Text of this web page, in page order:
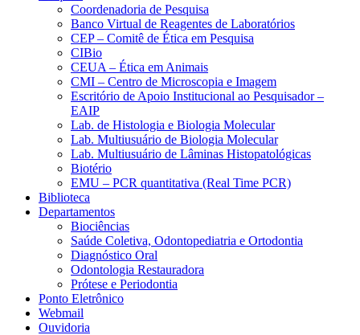
Coordenadoria de Pesquisa
Banco Virtual de Reagentes de Laboratórios
CEP – Comitê de Ética em Pesquisa
CIBio
CEUA – Ética em Animais
CMI – Centro de Microscopia e Imagem
Escritório de Apoio Institucional ao Pesquisador –
EAIP
Lab. de Histologia e Biologia Molecular
Lab. Multiusuário de Biologia Molecular
Lab. Multiusuário de Lâminas Histopatológicas
Biotério
EMU – PCR quantitativa (Real Time PCR)
Biblioteca
Departamentos
Biociências
Saúde Coletiva, Odontopediatria e Ortodontia
Diagnóstico Oral
Odontologia Restauradora
Prótese e Periodontia
Ponto Eletrônico
Webmail
Ouvidoria